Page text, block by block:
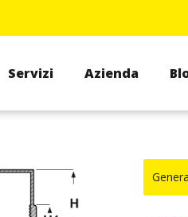
Servizi Azienda